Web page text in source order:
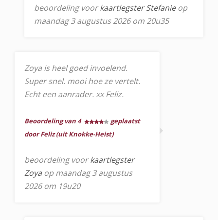
beoordeling voorkaartlegster Stefanieop
maandag 3 augustus 2026 om 20u35
Zoya is heel goed invoelend.
Super snel. mooi hoe ze vertelt.
Echt een aanrader. xx Feliz.
Beoordeling van 4
geplaatst
door Feliz (uit Knokke-Heist)
beoordeling voorkaartlegster
Zoya op maandag 3 augustus
2026 om 19u20